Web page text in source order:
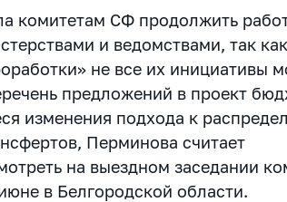
комитетам СФ продолжить
и ведомствами, так
не все их инициативы
предложений в проект
изменения подхода к
Перминова считает
на выездном заседании
в Белгородской области.